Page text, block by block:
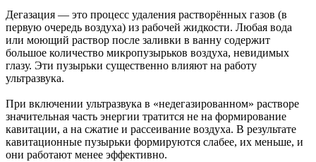
Дегазация — это процесс удаления растворённых газов (в
первую очередь воздуха) из рабочей жидкости. Любая вода
или моющий раствор после заливки в ванну содержит
большое количество микропузырьков воздуха, невидимых
глазу. Эти пузырьки существенно влияют на работу
ультразвука.
При включении ультразвука в «недегазированном» растворе
значительная часть энергии тратится не на формирование
кавитации, а на сжатие и рассеивание воздуха. В результате
кавитационные пузырьки формируются слабее, их меньше, и
они работают менее эффективно.